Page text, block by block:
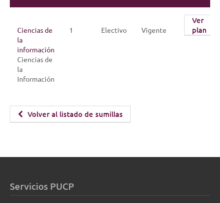
Ciencias de
la
información
Ciencias de
la
Información
1 Electivo Vigente
Ver
plan
Volver al listado de sumillas
Servicios PUCP